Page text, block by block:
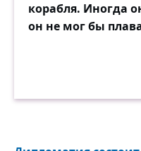
корабля. Иногда
он не мог бы